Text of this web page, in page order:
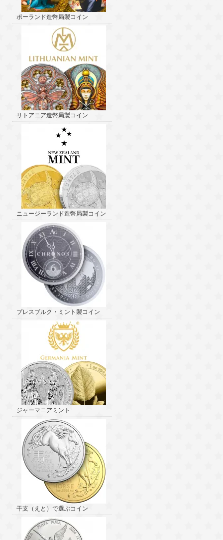
ポーランド造幣局製コイン
リトアニア造幣局製コイン
ニュージーランド造幣局製コイン
プレスブルク・ミント製コイン
ジャーマニアミント
干支（えと）で選ぶコイン